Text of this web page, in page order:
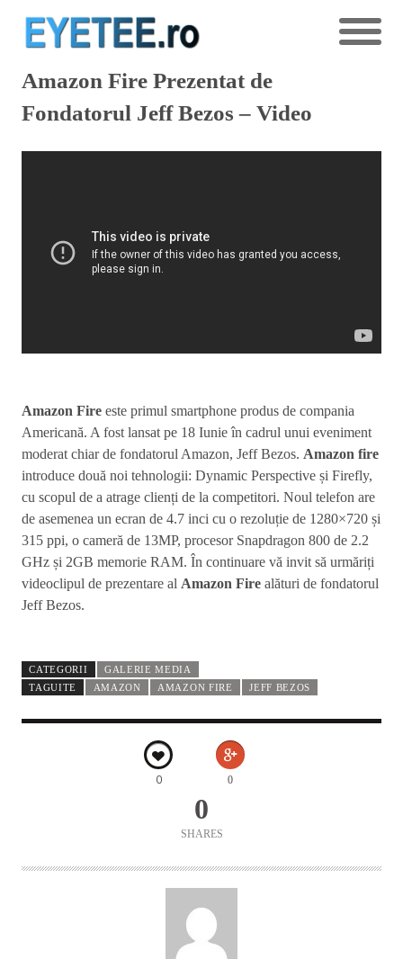
Amazon Fire Prezentat de
Fondatorul Jeff Bezos – Video
Amazon Fire este primul smartphone produs de compania
Americană. A fost lansat pe 18 Iunie în cadrul unui eveniment
moderat chiar de fondatorul Amazon, Jeff Bezos. Amazon fire
introduce două noi tehnologii: Dynamic Perspective și Firefly,
cu scopul de a atrage clienți de la competitori. Noul telefon are
de asemenea un ecran de 4.7 inci cu o rezoluție de 1280×720 și
315 ppi, o cameră de 13MP, procesor Snapdragon 800 de 2.2
GHz și 2GB memorie RAM. În continuare vă invit să urmăriți
videoclipul de prezentare al Amazon Fire alături de fondatorul
Jeff Bezos.
CATEGORII
GALERIE MEDIA
TAGUITE
AMAZON AMAZON FIRE JEFF BEZOS
0 0
0
SHARES